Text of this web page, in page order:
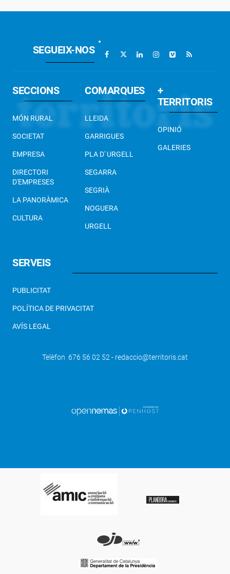
El Club Tennis Taula Borges visita
Montserrat
SEGUEIX-NOS
SECCIONS
MÓN RURAL
SOCIETAT
EMPRESA
DIRECTORI
D'EMPRESES
LA PANORÀMICA
CULTURA
COMARQUES
LLEIDA
GARRIGUES
PLA D' URGELL
SEGARRA
SEGRIÀ
NOGUERA
URGELL
+
TERRITORIS
OPINIÓ
GALERIES
SERVEIS
PUBLICITAT
POLÍTICA DE PRIVACITAT
AVÍS LEGAL
Telèfon 676 56 02 52 - redaccio@territoris.cat